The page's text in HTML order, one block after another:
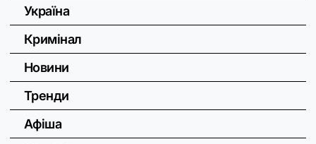
Україна
Кримінал
Новини
Тренди
Афіша